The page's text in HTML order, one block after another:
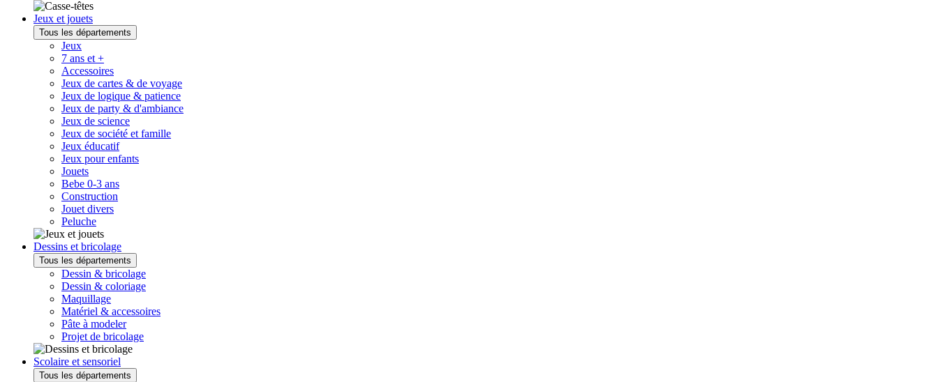
Jeux et jouets
Tous les départements
Jeux
7 ans et +
Accessoires
Jeux de cartes & de voyage
Jeux de logique & patience
Jeux de party & d'ambiance
Jeux de science
Jeux de société et famille
Jeux éducatif
Jeux pour enfants
Jouets
Bebe 0-3 ans
Construction
Jouet divers
Peluche
Dessins et bricolage
Tous les départements
Dessin & bricolage
Dessin & coloriage
Maquillage
Matériel & accessoires
Pâte à modeler
Projet de bricolage
Scolaire et sensoriel
Tous les départements